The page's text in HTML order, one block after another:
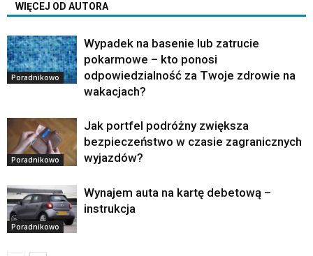
WIĘCEJ OD AUTORA
Poradnikowo
Wypadek na basenie lub zatrucie
pokarmowe – kto ponosi
odpowiedzialność za Twoje zdrowie na
wakacjach?
Poradnikowo
Jak portfel podróżny zwiększa
bezpieczeństwo w czasie zagranicznych
wyjazdów?
Poradnikowo
Wynajem auta na kartę debetową –
instrukcja